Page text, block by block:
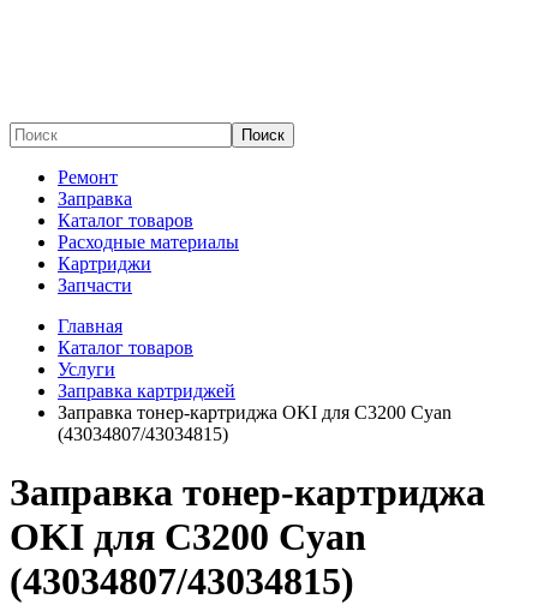
Поиск
Ремонт
Заправка
Каталог товаров
Расходные материалы
Картриджи
Запчасти
Главная
Каталог товаров
Услуги
Заправка картриджей
Заправка тонер-картриджа OKI для C3200 Cyan
(43034807/43034815)
Заправка тонер-картриджа
OKI для C3200 Cyan
(43034807/43034815)